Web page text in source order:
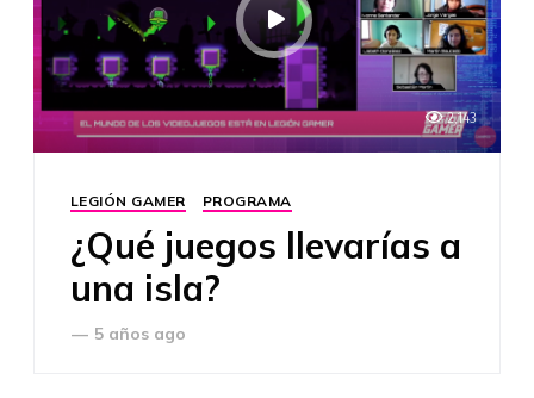
2,143
LEGIÓN GAMER PROGRAMA
¿Qué juegos llevarías a
una isla?
— 5 años ago